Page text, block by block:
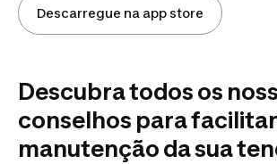
Descarregue na app store
Descubra todos os
conselhos para
manutenção da sua